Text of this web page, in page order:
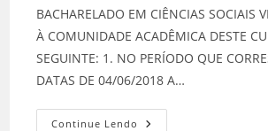
BACHARELADO EM CIÊNCIAS SOCIAIS
À COMUNIDADE ACADÊMICA DESTE
SEGUINTE: 1. NO PERÍODO QUE
DATAS DE 04/06/2018 A…
Continue Lendo